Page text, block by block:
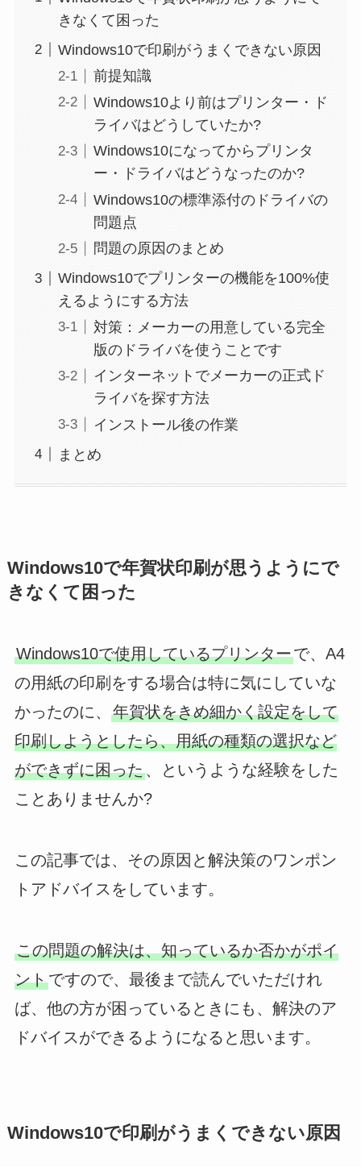
きなくて困った
Windows10で印刷がうまくできない原因
前提知識
Windows10より前はプリンター・ド
ライバはどうしていたか?
Windows10になってからプリンタ
ー・ドライバはどうなったのか?
Windows10の標準添付のドライバの
問題点
問題の原因のまとめ
Windows10でプリンターの機能を100%使
えるようにする方法
対策：メーカーの用意している完全
版のドライバを使うことです
インターネットでメーカーの正式ド
ライバを探す方法
インストール後の作業
まとめ
Windows10で年賀状印刷が思うようにで
きなくて困った
Windows10で使用しているプリンターで、A4
の用紙の印刷をする場合は特に気にしていな
かったのに、 年賀状をきめ細かく設定をして
印刷しようとしたら、用紙の種類の選択など
ができずに困った、というような経験をした
ことありませんか?
この記事では、その原因と解決策のワンポン
トアドバイスをしています。
この問題の解決は、知っているか否かがポイ
ントですので、最後まで読んでいただけれ
ば、他の方が困っているときにも、解決のア
ドバイスができるようになると思います。
Windows10で印刷がうまくできない原因